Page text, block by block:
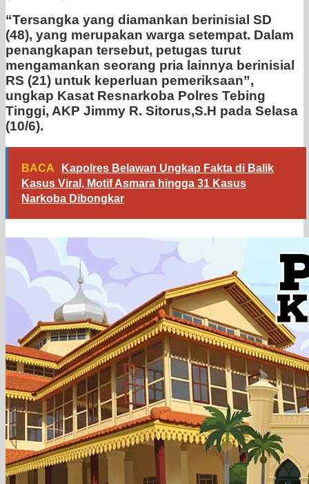
“Tersangka yang diamankan berinisial SD
(48), yang merupakan warga setempat. Dalam
penangkapan tersebut, petugas turut
mengamankan seorang pria lainnya berinisial
RS (21) untuk keperluan pemeriksaan”,
ungkap Kasat Resnarkoba Polres Tebing
Tinggi, AKP Jimmy R. Sitorus,S.H pada Selasa
(10/6).
BACA
Kapolres Belawan Ungkap Fakta di Balik
Kasus Viral, Motif Asmara hingga 31 Kasus
Narkoba Dibongkar